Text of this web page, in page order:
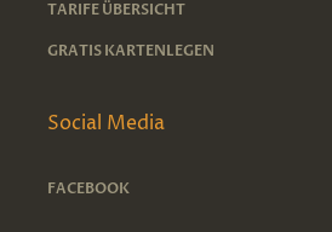
TARIFE ÜBERSICHT
GRATIS KARTENLEGEN
Social Media
FACEBOOK